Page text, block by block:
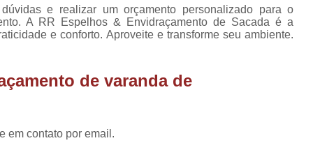
Envidraçamento de Sacada
e realizar um orçamento personalizado para o
A RR Espelhos & Envidraçamento de Sacada é a
e conforto. Aproveite e transforme seu ambiente.
de varanda de
em contato por email.